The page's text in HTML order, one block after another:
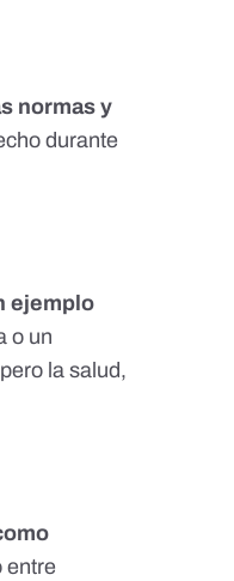
normas y
durante
ejemplo
o un
la salud,
entre